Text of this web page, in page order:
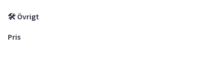
🛠 Övrigt
Pris